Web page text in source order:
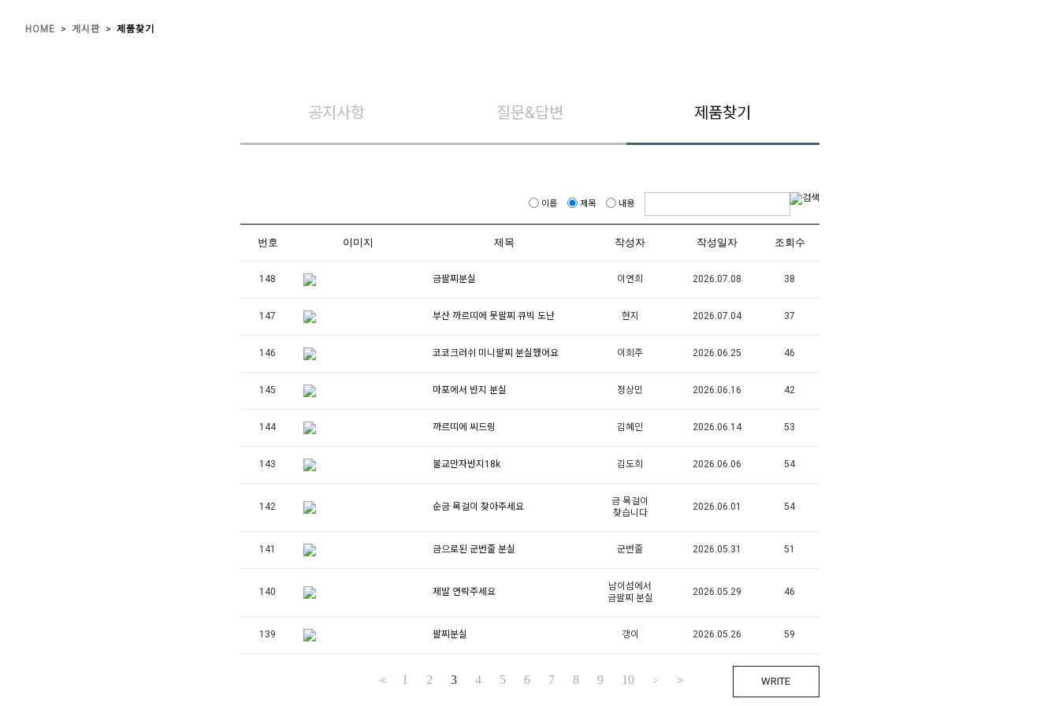
HOME > 게시판 > 제품찾기
공지사항 질문&답변 제품찾기
이름 제목 내용
번호 이미지 제목 작성자 작성일자 조회수
148 금팔찌분실 이연희 2026.07.08 38
147 부산 까르띠에 못팔찌 큐빅 도난 현지 2026.07.04 37
146 코코크러쉬 미니팔찌 분실했어요 이희주 2026.06.25 46
145 마포에서 반지 분실 정상민 2026.06.16 42
144 까르띠에 씨드링 김혜인 2026.06.14 53
143 불교만자반지18k 김도희 2026.06.06 54
142 순금 목걸이 찾아주세요
금 목걸이
찾습니다
2026.06.01 54
141 금으로된 군번줄 분실 군번줄 2026.05.31 51
140 제발 연락주세요
남이섬에서
금팔찌 분실
2026.05.29 46
139 팔찌분실 갱이 2026.05.26 59
WRITE
<< 1 2 3 4 5 6 7 8 9 10 > >>